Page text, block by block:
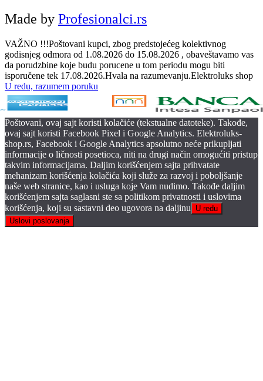
Made by Profesionalci.rs
VAŽNO !!!Poštovani kupci, zbog predstojećeg kolektivnog
godisnjeg odmora od 1.08.2026 do 15.08.2026 , obaveštavamo vas
da porudzbine koje budu porucene u tom periodu mogu biti
isporučene tek 17.08.2026.Hvala na razumevanju.Elektroluks shop
U redu, razumem poruku
Poštovani, ovaj sajt koristi kolačiće (tekstualne datoteke). Takođe,
ovaj sajt koristi Facebook Pixel i Google Analytics. Elektroluks-
shop.rs, Facebook i Google Analytics apsolutno neće prikupljati
informacije o ličnosti posetioca, niti na drugi način omogućiti pristup
takvim informacijama. Daljim korišćenjem sajta prihvatate
mehanizam korišćenja kolačića koji služe za razvoj i poboljšanje
naše web stranice, kao i usluga koje Vam nudimo. Takođe daljim
korišćenjem sajta saglasni ste sa politikom privatnosti i uslovima
korišćenja, koji su sastavni deo ugovora na daljinu
U redu
Uslovi poslovanja